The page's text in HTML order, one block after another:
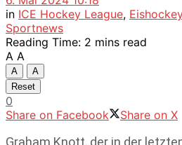
in ICE Hockey League, Eishockey
Sportnews
Reading Time: 2 mins read
A A
A
A
Reset
0
Share on Facebook
Share on X
Graham Knott, der in der